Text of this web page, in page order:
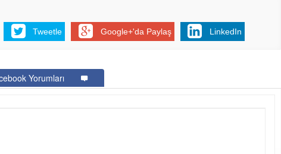
Tweetle Google+'da Paylaş LinkedIn
Yorumları